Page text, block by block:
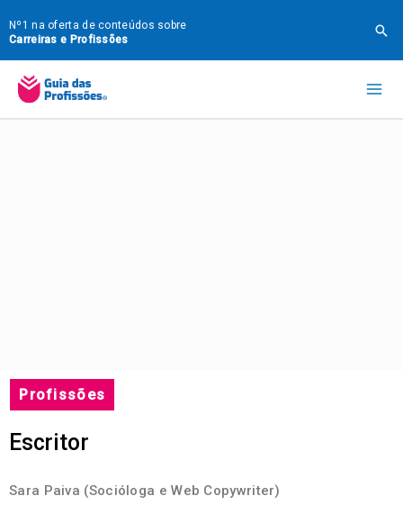
para
o
conteúdo
Nº1 na oferta de conteúdos sobre
Carreiras e Profissões
Profissões
Escritor
Sara Paiva (Socióloga e Web Copywriter)